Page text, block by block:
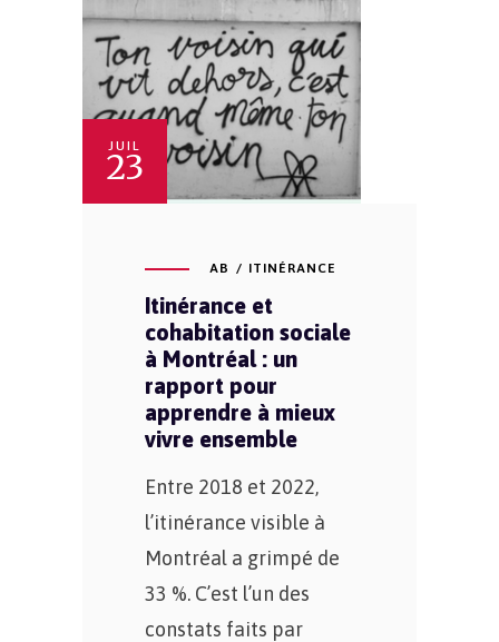
JUIL
23
AB ITINÉRANCE
Itinérance et
cohabitation sociale
à Montréal : un
rapport pour
apprendre à mieux
vivre ensemble
Entre 2018 et 2022,
l’itinérance visible à
Montréal a grimpé de
33 %. C’est l’un des
constats faits par